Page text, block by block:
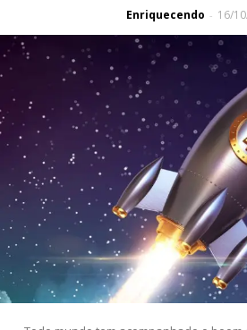
Enriquecendo - 16/